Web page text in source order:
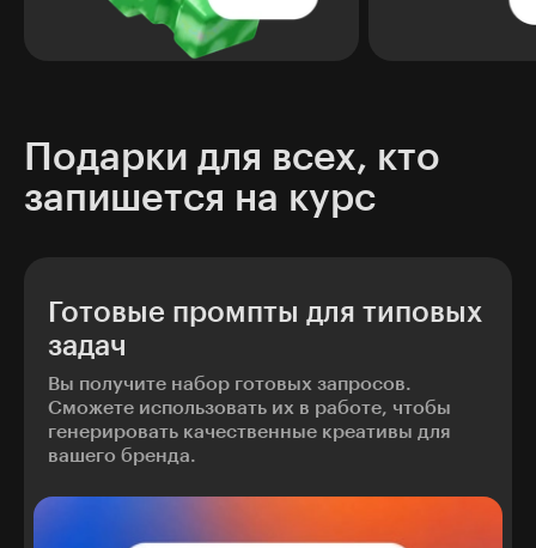
Подарки для всех, кто
запишется на курс
Готовые промпты для типовых
задач
Вы получите набор готовых запросов.
Сможете использовать их в работе, чтобы
генерировать качественные креативы для
вашего бренда.